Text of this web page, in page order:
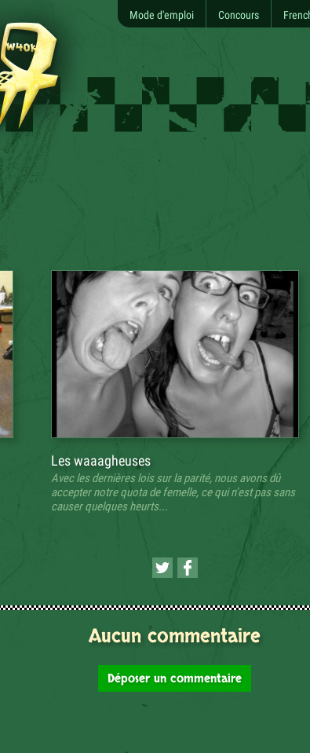
Mode d'emploi Concours
Les waaagheuses
Avec les dernières lois sur la parité, nous avons dû
accepter notre quota de femelle, ce qui n'est pas sans
causer quelques heurts...
Aucun commentaire
Déposer un commentaire